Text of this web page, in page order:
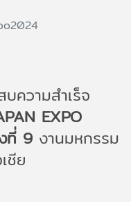
ความสำเร็จ
EXPO
ที่ 9 งานมหกรรม
ชีย